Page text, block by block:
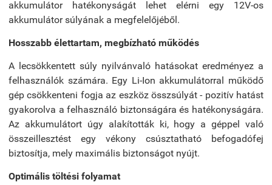
akkumulátor hatékonyságát lehet elérni egy 12V-os
akkumulátor súlyának a megfelelőjéből.
Hosszabb élettartam, megbízható működés
A lecsökkentett súly nyilvánvaló hatásokat eredményez a
felhasználók számára. Egy Li-Ion akkumulátorral működő
gép csökkenteni fogja az eszköz összsúlyát - pozitív hatást
gyakorolva a felhasználó biztonságára és hatékonyságára.
Az akkumulátort úgy alakították ki, hogy a géppel való
összeillesztést egy vékony csúsztatható befogadófej
biztosítja, mely maximális biztonságot nyújt.
Optimális töltési folyamat